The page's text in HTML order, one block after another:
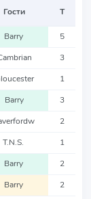
Гости Т
Barry 5
3
1
Barry 3
2
T.N.S. 1
Barry 2
Barry 2